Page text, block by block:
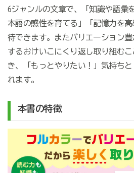
6ジャンルの文章で、「知識や語彙
本語の感性を育てる」「記憶力を
待できます。またバリエーション
するおけいこにくり返し取り組む
き、「もっとやりたい！」気持ち
れます。
本書の特徴